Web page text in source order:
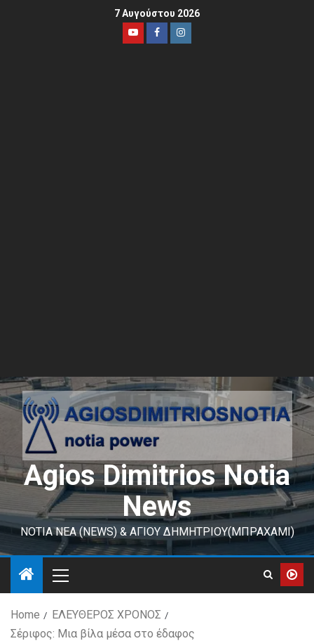
7 Αυγούστου 2026
Agios Dimitrios Notia
News
ΝΟΤΙΑ ΝΕΑ (NEWS) & ΑΓΙΟΥ ΔΗΜΗΤΡΙΟΥ(ΜΠΡΑΧΑΜΙ)
Home
ΕΛΕΥΘΕΡΟΣ ΧΡΟΝΟΣ
Σέριφος: Μια βίλα μέσα στο έδαφος